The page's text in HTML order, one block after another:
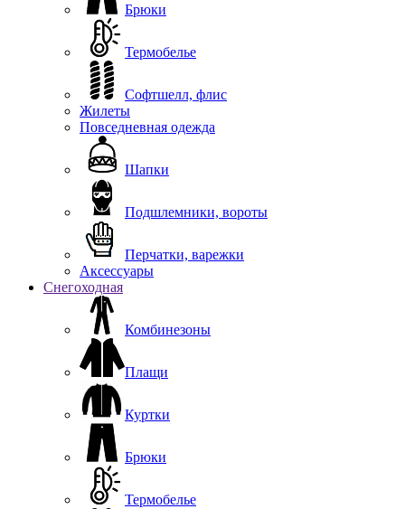
Брюки
Термобелье
Софтшелл, флис
Жилеты
Повседневная одежда
Шапки
Подшлемники, вороты
Перчатки, варежки
Аксессуары
Снегоходная
Комбинезоны
Плащи
Куртки
Брюки
Термобелье